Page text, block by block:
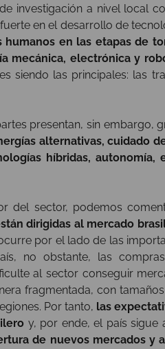
investigación a nivel local
en el desarrollo de
en las etapas de
mecánica, electrónica y
siendo las principales: las
presentan, sin embargo,
alternativas, cuidado
híbridas,
del sector, podemos
dirigidas al mercado
por el lado de las
no obstante, las
al sector conseguir
fragmentada, con
Por tanto, las
y, por ende, el país sigue
de nuevos mercados y